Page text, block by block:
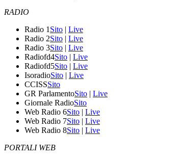
RADIO
Radio 1 Sito | Live
Radio 2Sito | Live
Radio 3Sito | Live
Radiofd4Sito | Live
Radiofd5Sito | Live
IsoradioSito | Live
CCISSSito
GR ParlamentoSito | Live
Giornale RadioSito
Web Radio 6Sito | Live
Web Radio 7Sito | Live
Web Radio 8Sito | Live
PORTALI WEB